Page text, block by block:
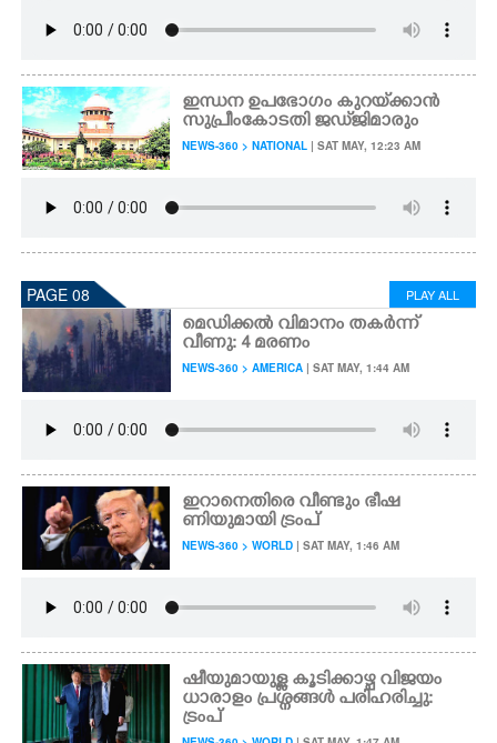
ഇന്ധന ഉപഭോഗം കുറയ്‌ക്കാൻ
സുപ്രീംകോടതി ജഡ്‌ജിമാരും
NEWS-360 > NATIONAL | SAT MAY, 12:23 AM
PAGE 08 PLAY ALL
മെഡിക്കൽ വിമാനം തകർന്ന്
വീണു: 4 മരണം
NEWS-360 > AMERICA | SAT MAY, 1:44 AM
ഇറാനെതിരെ വീണ്ടും ഭീഷ
ണിയുമായി ട്രംപ്
NEWS-360 > WORLD | SAT MAY, 1:46 AM
ഷീയുമായുള്ള കൂടിക്കാഴ്ച വിജയം
ധാരാളം പ്രശ്നങ്ങൾ പരിഹരിച്ചു:
ട്രംപ്